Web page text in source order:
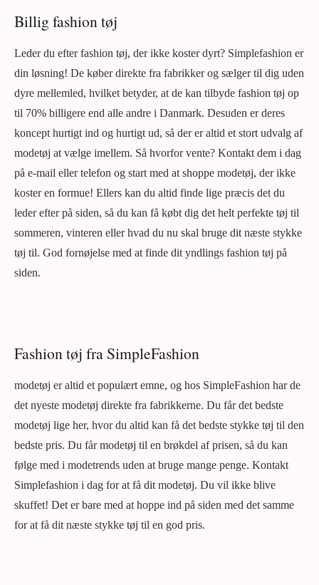
Billig fashion tøj
Leder du efter fashion tøj, der ikke koster dyrt? Simplefashion er
din løsning! De køber direkte fra fabrikker og sælger til dig uden
dyre mellemled, hvilket betyder, at de kan tilbyde fashion tøj op
til 70% billigere end alle andre i Danmark. Desuden er deres
koncept hurtigt ind og hurtigt ud, så der er altid et stort udvalg af
modetøj at vælge imellem. Så hvorfor vente? Kontakt dem i dag
på e-mail eller telefon og start med at shoppe modetøj, der ikke
koster en formue! Ellers kan du altid finde lige præcis det du
leder efter på siden, så du kan få købt dig det helt perfekte tøj til
sommeren, vinteren eller hvad du nu skal bruge dit næste stykke
tøj til. God fornøjelse med at finde dit yndlings fashion tøj på
siden.
Fashion tøj fra SimpleFashion
modetøj er altid et populært emne, og hos SimpleFashion har de
det nyeste modetøj direkte fra fabrikkerne. Du får det bedste
modetøj lige her, hvor du altid kan få det bedste stykke tøj til den
bedste pris. Du får modetøj til en brøkdel af prisen, så du kan
følge med i modetrends uden at bruge mange penge. Kontakt
Simplefashion i dag for at få dit modetøj. Du vil ikke blive
skuffet! Det er bare med at hoppe ind på siden med det samme
for at få dit næste stykke tøj til en god pris.